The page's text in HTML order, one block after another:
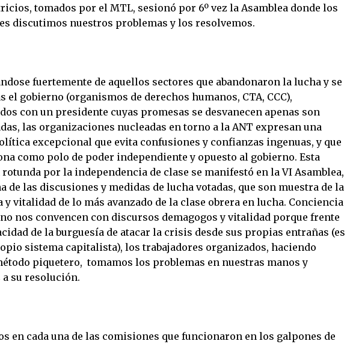
tomados por el MTL, sesionó por 6º vez la Asamblea donde los
discutimos nuestros problemas y los resolvemos.
fuertemente de aquellos sectores que abandonaron la lucha y se
el gobierno (organismos de derechos humanos, CTA, CCC),
con un presidente cuyas promesas se desvanecen apenas son
las organizaciones nucleadas en torno a la ANT expresan una
excepcional que evita confusiones y confianzas ingenuas, y que
como polo de poder independiente y opuesto al gobierno. Esta
por la independencia de clase se manifestó en la VI Asamblea,
de las discusiones y medidas de lucha votadas, que son muestra de la
y vitalidad de lo más avanzado de la clase obrera en lucha. Conciencia
nos convencen con discursos demagogos y vitalidad porque frente
de la burguesía de atacar la crisis desde sus propias entrañas (es
sistema capitalista), los trabajadores organizados, haciendo
piquetero, tomamos los problemas en nuestras manos y
su resolución.
en cada una de las comisiones que funcionaron en los galpones de